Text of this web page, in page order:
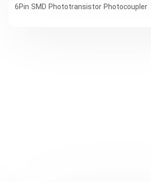
6Pin SMD Phototransistor Photocoupler